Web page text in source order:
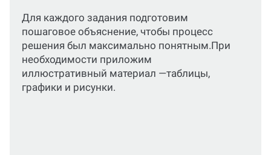
Оформим текст, расчеты, формулы и
графический материал по актуальным
стандартам или по требованиям вашего
учебного заведения.